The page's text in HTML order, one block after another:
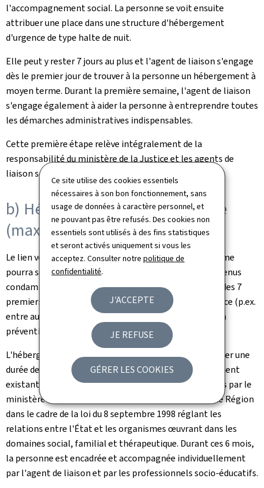
Ce site utilise des cookies essentiels
nécessaires à son bon fonctionnement, sans
usage de données à caractère personnel, et
ne pouvant pas être refusés. Des cookies non
essentiels sont utilisés à des fins statistiques
et seront activés uniquement si vous les
acceptez. Consulter notrepolitique de
confidentialité.
J'ACCEPTE
JE REFUSE
GÉRER LES COOKIES
l'accompagnement social. La personne se voit ensuite
attribuer une place dans une structure d'hébergement
d'urgence de type halte de nuit.
Elle peut y rester 7 jours au plus et l'agent de liaison s'engage
dès le premier jour de trouver à la personne un hébergement à
moyen terme. Durant la première semaine, l'agent de liaison
s'engage également à aider la personne à entreprendre toutes
les démarches administratives indispensables.
Cette première étape relève intégralement de la
responsabilité du ministère de la Justice et les agents de
liaison sont sous la tutelle de ce ministère.
b) Hébergement à moyen terme
(maximum 6 mois)
Le lien vers une structure d'hébergement à moyen terme
pourra se faire soit à partir du CPL ou CPG pour les détenus
condamnés sans situation de logement, soit au cours des 7
premiers jours d'une situation d'hébergement d'urgence (p.ex.
entre autres pour une personne libérée de la détention
préventive).
L'hébergement à moyen terme, qui ne peut pas dépasser une
durée de 6 mois, se fait dans les structures d'hébergement
existantes gérées par des associations conventionnées par le
ministère de la Famille, de l'Intégration et à la Grande Région
dans le cadre de la loi du 8 septembre 1998 réglant les
relations entre l'État et les organismes œuvrant dans les
domaines social, familial et thérapeutique. Durant ces 6 mois,
la personne est encadrée et accompagnée individuellement
par l'agent de liaison et par les professionnels socio-éducatifs.